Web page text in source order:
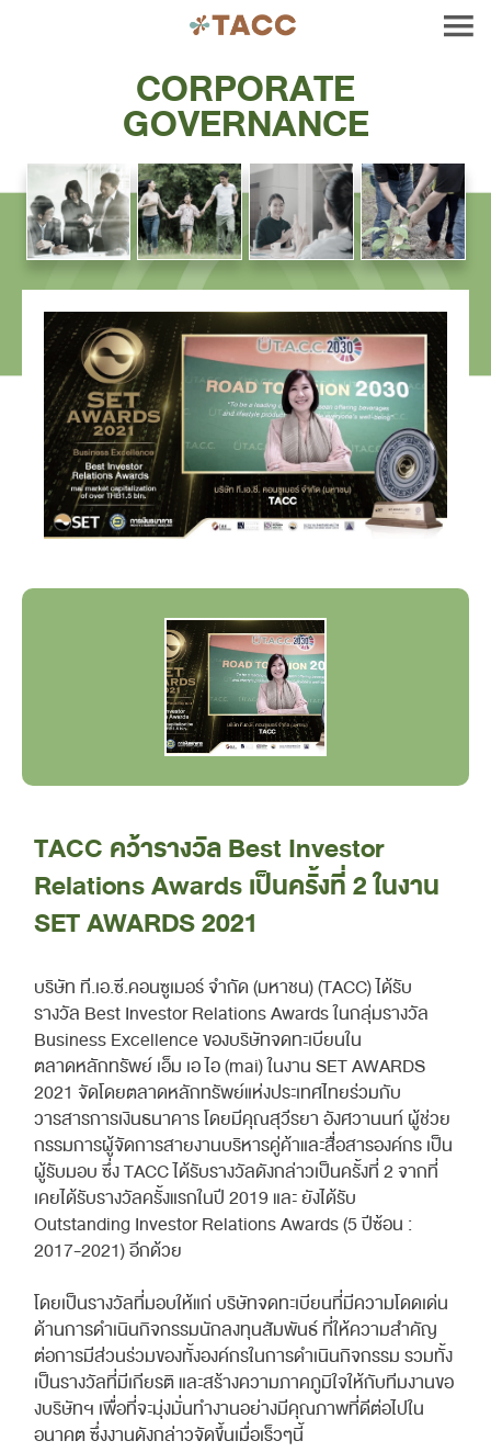
CORPORATE
GOVERNANCE
TACC คว้ารางวัล Best Investor
Relations Awards เป็นครั้งที่ 2 ในงาน
SET AWARDS 2021
บริษัท ที.เอ.ซี.คอนซูเมอร์ จำกัด (มหาชน) (TACC) ได้รับ
รางวัล Best Investor Relations Awards ในกลุ่มรางวัล
Business Excellence ของบริษัทจดทะเบียนใน
ตลาดหลักทรัพย์ เอ็ม เอ ไอ (mai) ในงาน SET AWARDS
2021 จัดโดยตลาดหลักทรัพย์แห่งประเทศไทยร่วมกับ
วารสารการเงินธนาคาร โดยมีคุณสุวีรยา อังศวานนท์ ผู้ช่วย
กรรมการผู้จัดการสายงานบริหารคู่ค้าและสื่อสารองค์กร เป็น
ผู้รับมอบ ซึ่ง TACC ได้รับรางวัลดังกล่าวเป็นครั้งที่ 2 จากที่
เคยได้รับรางวัลครั้งแรกในปี 2019 และ ยังได้รับ
Outstanding Investor Relations Awards (5 ปีซ้อน :
2017-2021) อีกด้วย
โดยเป็นรางวัลที่มอบให้แก่ บริษัทจดทะเบียนที่มีความโดดเด่น
ด้านการดำเนินกิจกรรมนักลงทุนสัมพันธ์ ที่ให้ความสำคัญ
ต่อการมีส่วนร่วมของทั้งองค์กรในการดำเนินกิจกรรม รวมทั้ง
เป็นรางวัลที่มีเกียรติ และสร้างความภาคภูมิใจให้กับทีมงานขอ
งบริษัทฯ เพื่อที่จะมุ่งมั่นทำงานอย่างมีคุณภาพที่ดีต่อไปใน
อนาคต ซึ่งงานดังกล่าวจัดขึ้นเมื่อเร็วๆนี้